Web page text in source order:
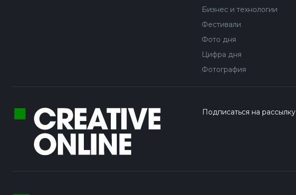
Бизнес и технологии
Фестивали
Фото дня
Цифра дня
Фотография
Подписаться на рассылку